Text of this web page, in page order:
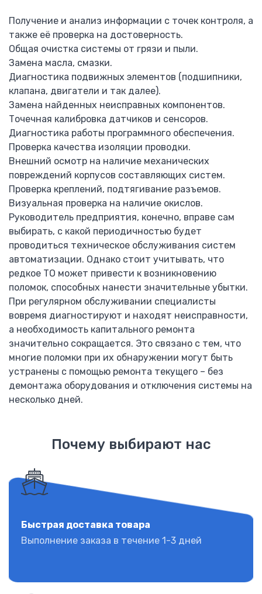
iC60N
iK60
Дифференциальный автомат DPN
Tesys D
Tesys E
iCT
Программирование логических контроллеров
LOGO
Siemens SIMATIC S7-200
Siemens SIMATIC S7-300
Документация
Наши объекты
Распродажа
Контакты
Получение и анализ информации с точек контроля, а
также её проверка на достоверность.
Общая очистка системы от грязи и пыли.
Замена масла, смазки.
Диагностика подвижных элементов (подшипники,
клапана, двигатели и так далее).
Замена найденных неисправных компонентов.
Точечная калибровка датчиков и сенсоров.
Диагностика работы программного обеспечения.
Проверка качества изоляции проводки.
Внешний осмотр на наличие механических
повреждений корпусов составляющих систем.
Проверка креплений, подтягивание разъемов.
Визуальная проверка на наличие окислов.
Руководитель предприятия, конечно, вправе сам
выбирать, с какой периодичностью будет
проводиться техническое обслуживания систем
автоматизации. Однако стоит учитывать, что
редкое ТО может привести к возникновению
поломок, способных нанести значительные убытки.
При регулярном обслуживании специалисты
вовремя диагностируют и находят неисправности,
а необходимость капитального ремонта
значительно сокращается. Это связано с тем, что
многие поломки при их обнаружении могут быть
устранены с помощью ремонта текущего – без
демонтажа оборудования и отключения системы на
несколько дней.
Почему выбирают нас
Быстрая доставка товара
Выполнение заказа в течение 1-3 дней